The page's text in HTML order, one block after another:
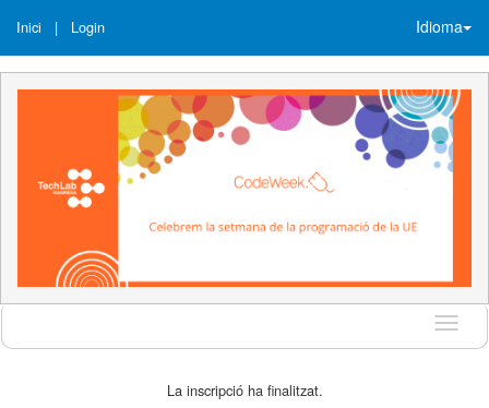
Inici | Login Idioma
Idioma
La inscripció ha finalitzat.